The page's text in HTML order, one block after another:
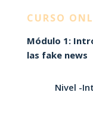
CURSO
Módulo 1:
las fake news
Nivel -